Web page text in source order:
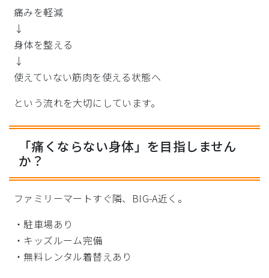
痛みを軽減
↓
身体を整える
↓
使えていない筋肉を使える状態へ
という流れを大切にしています。
「痛くならない身体」を目指しません
か？
ファミリーマートすぐ隣、BIG-A近く。
・駐車場あり
・キッズルーム完備
・無料レンタル着替えあり